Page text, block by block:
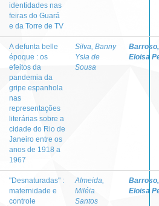
identidades nas
feiras do Guará
e da Torre de TV
A defunta belle
époque : os
efeitos da
pandemia da
gripe espanhola
nas
representações
literárias sobre a
cidade do Rio de
Janeiro entre os
anos de 1918 a
1967
Silva, Banny
Ysla de
Sousa
Barroso,
Eloisa
"Desnaturadas" :
maternidade e
controle
Almeida,
Miléia
Santos
Barroso,
Eloisa